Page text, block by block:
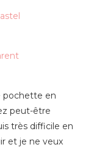
pochette en
peut-être
très difficile en
et je ne veux